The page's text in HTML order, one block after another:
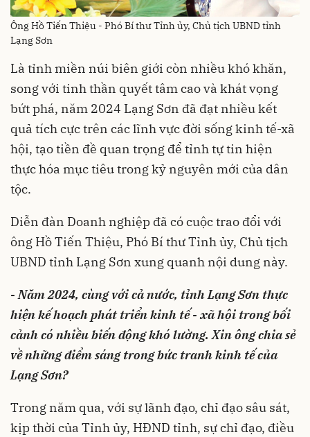
Ông Hồ Tiến Thiệu - Phó Bí thư Tỉnh ủy, Chủ tịch UBND tỉnh
Lạng Sơn
Là tỉnh miền núi biên giới còn nhiều khó khăn,
song với tinh thần quyết tâm cao và khát vọng
bứt phá, năm 2024 Lạng Sơn đã đạt nhiều kết
quả tích cực trên các lĩnh vực đời sống kinh tế-xã
hội, tạo tiền đề quan trọng để tỉnh tự tin hiện
thực hóa mục tiêu trong kỷ nguyên mới của dân
tộc.
Diễn đàn Doanh nghiệp đã có cuộc trao đổi với
ông Hồ Tiến Thiệu, Phó Bí thư Tỉnh ủy, Chủ tịch
UBND tỉnh Lạng Sơn xung quanh nội dung này.
- Năm 2024, cùng với cả nước, tỉnh Lạng Sơn thực
hiện kế hoạch phát triển kinh tế - xã hội trong bối
cảnh có nhiều biến động khó lường. Xin ông chia sẻ
về những điểm sáng trong bức tranh kinh tế của
Lạng Sơn?
Trong năm qua, với sự lãnh đạo, chỉ đạo sâu sát,
kịp thời của Tỉnh ủy, HĐND tỉnh, sự chỉ đạo, điều